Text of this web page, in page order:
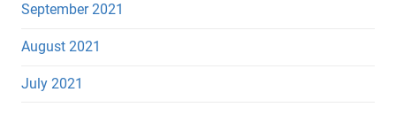
September 2021
August 2021
July 2021